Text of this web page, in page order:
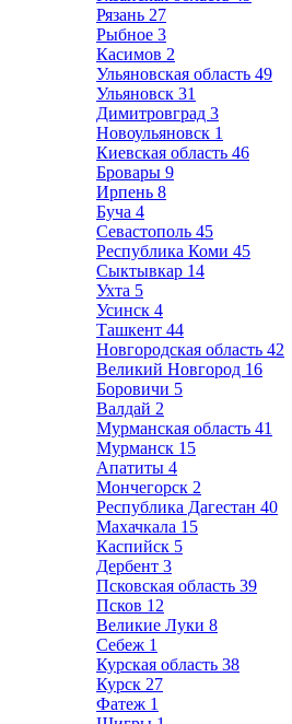
Рязань 27
Рыбное 3
Касимов 2
Ульяновская область 49
Ульяновск 31
Димитровград 3
Новоульяновск 1
Киевская область 46
Бровары 9
Ирпень 8
Буча 4
Севастополь 45
Республика Коми 45
Сыктывкар 14
Ухта 5
Усинск 4
Ташкент 44
Новгородская область 42
Великий Новгород 16
Боровичи 5
Валдай 2
Мурманская область 41
Мурманск 15
Апатиты 4
Мончегорск 2
Республика Дагестан 40
Махачкала 15
Каспийск 5
Дербент 3
Псковская область 39
Псков 12
Великие Луки 8
Себеж 1
Курская область 38
Курск 27
Фатеж 1